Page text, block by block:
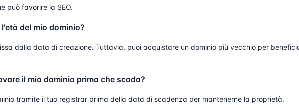
può favorire la SEO.
del mio dominio?
dalla data di creazione. Tuttavia, puoi acquistare un dominio più vecchio per
il mio dominio prima che scada?
tramite il tuo registrar prima della data di scadenza per mantenerne la proprietà.